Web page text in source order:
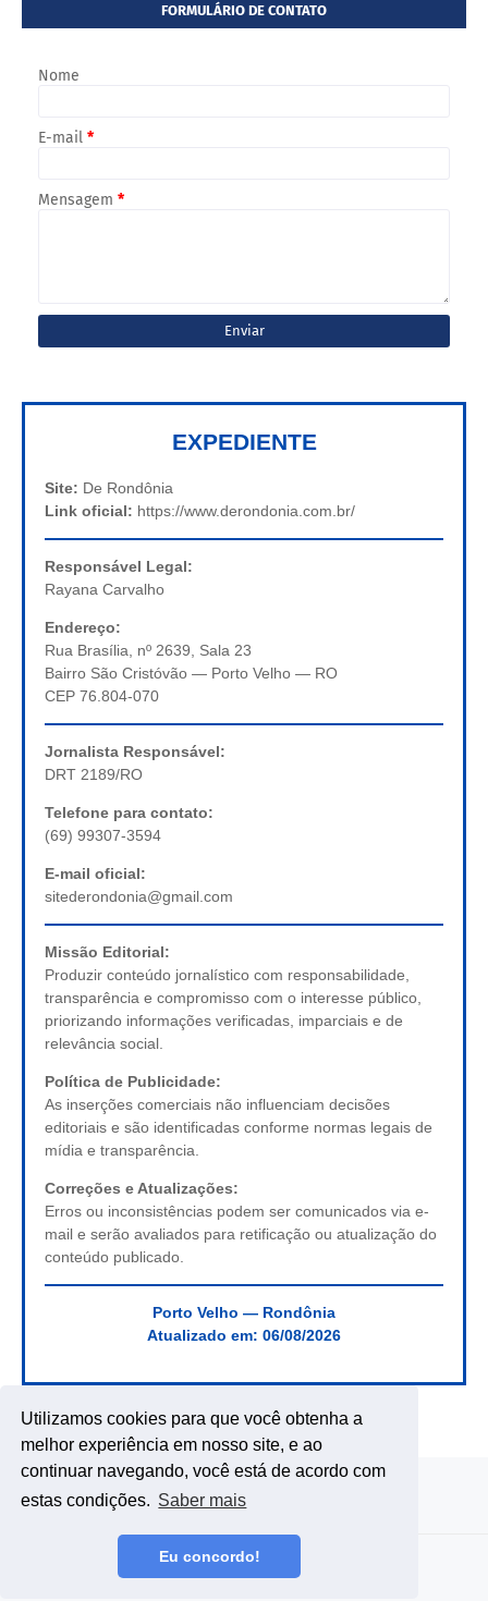
Utilizamos cookies para que você obtenha a
melhor experiência em nosso site, e ao
continuar navegando, você está de acordo com
estas condições. Saber mais
Eu concordo!
FORMULÁRIO DE CONTATO
Nome
E-mail *
Mensagem *
EXPEDIENTE
Site: De Rondônia
Link oficial: https://www.derondonia.com.br/
Responsável Legal:
Rayana Carvalho
Endereço:
Rua Brasília, nº 2639, Sala 23
Bairro São Cristóvão — Porto Velho — RO
CEP 76.804-070
Jornalista Responsável:
DRT 2189/RO
Telefone para contato:
(69) 99307-3594
E-mail oficial:
sitederondonia@gmail.com
Missão Editorial:
Produzir conteúdo jornalístico com responsabilidade,
transparência e compromisso com o interesse público,
priorizando informações verificadas, imparciais e de
relevância social.
Política de Publicidade:
As inserções comerciais não influenciam decisões
editoriais e são identificadas conforme normas legais de
mídia e transparência.
Correções e Atualizações:
Erros ou inconsistências podem ser comunicados via e-
mail e serão avaliados para retificação ou atualização do
conteúdo publicado.
Porto Velho — Rondônia
Atualizado em: 06/08/2026
Copyright ©2026DE RONDÔNIA